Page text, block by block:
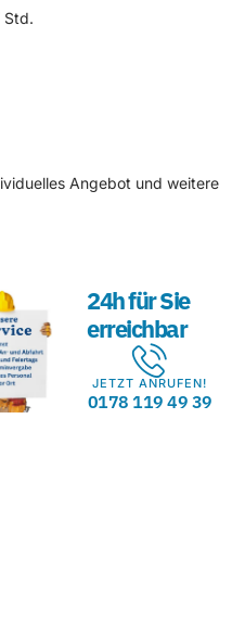
Std.
Angebot und weitere
24h für Sie
erreichbar
JETZT ANRUFEN!
0178 119 49 39